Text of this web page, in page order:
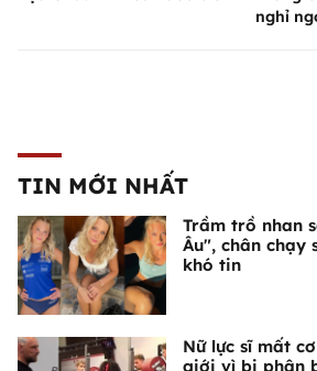
nghỉ
TIN MỚI NHẤT
Trầm trồ nhan
Âu", chân chạy
khó tin
Nữ lực sĩ mất
giới vì bị phân